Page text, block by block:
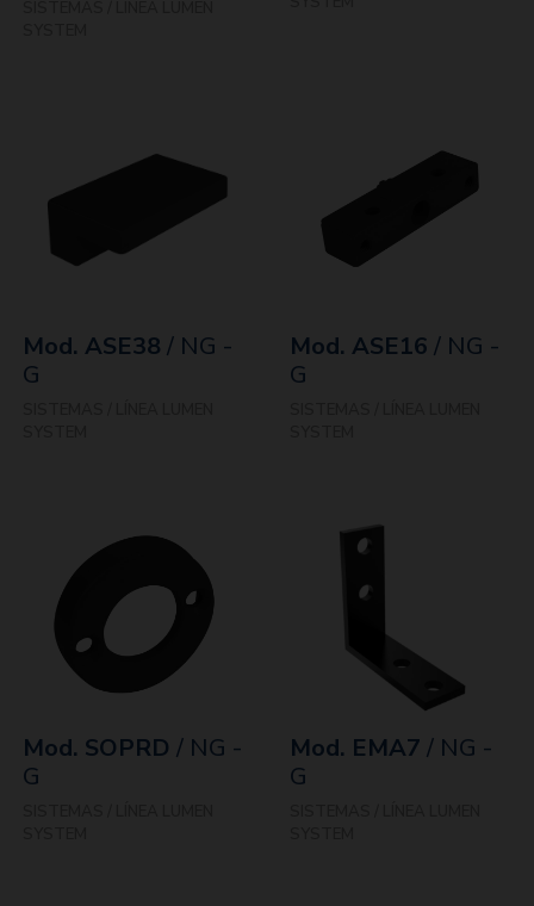
Mod. ASE38 / NG -
G
Mod. ASE16 / NG -
G
Mod. SOPRD / NG -
G
Mod. EMA7 / NG -
G